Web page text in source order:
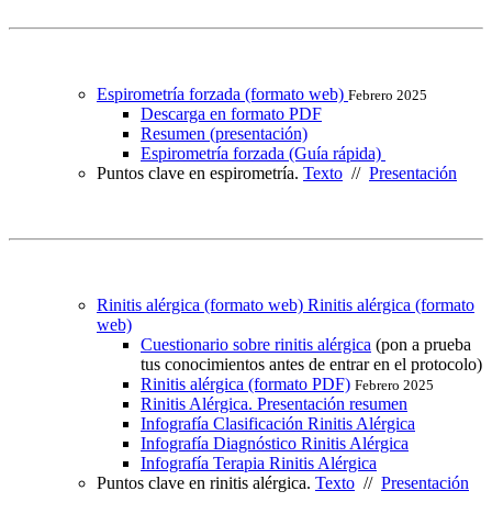
Espirometría forzada (formato web) Febrero 2025
Descarga en formato PDF
Resumen (presentación)
Espirometría forzada (Guía rápida)
Puntos clave en espirometría. Texto // Presentación
Rinitis alérgica (formato web) Rinitis alérgica (formato
web)
Cuestionario sobre rinitis alérgica (pon a prueba
tus conocimientos antes de entrar en el protocolo)
Rinitis alérgica (formato PDF) Febrero 2025
Rinitis Alérgica. Presentación resumen
Infografía Clasificación Rinitis Alérgica
Infografía Diagnóstico Rinitis Alérgica
Infografía Terapia Rinitis Alérgica
Puntos clave en rinitis alérgica. Texto // Presentación